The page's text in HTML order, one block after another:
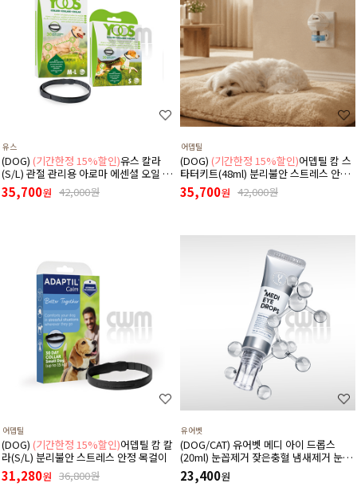
유스
(DOG) (기간한정 15%할인)유스 칼라
(S/L) 관절 관리용 아로마 에센셜 오일 목
걸이
35,700원 42,000원
어뎁틸
(DOG) (기간한정 15%할인)어뎁틸 캄 스
타터키트(48ml) 분리불안 스트레스 안정
디퓨저 (리필+본품(훈증기)구성)
35,700원 42,000원
어뎁틸
(DOG) (기간한정 15%할인)어뎁틸 캄 칼
라(S/L) 분리불안 스트레스 안정 목걸이
31,280원 36,800원
유어벳
(DOG/CAT) 유어벳 메디 아이 드롭스
(20ml) 눈꼽제거 잦은충혈 냄새제거 눈물
자국 간지러움증
23,400원